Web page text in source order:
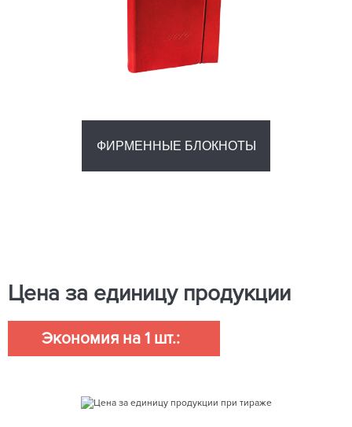
ФИРМЕННЫЕ БЛОКНОТЫ
Цена за единицу продукции
Экономия на 1 шт.: